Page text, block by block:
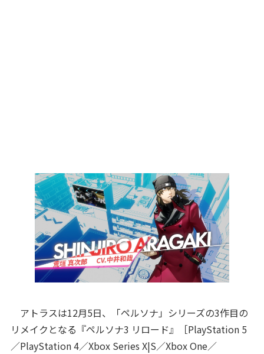
アトラスは12月5日、「ペルソナ」シリーズの3作目の
リメイクとなる『ペルソナ3 リロード』［PlayStation 5
／PlayStation 4／Xbox Series X|S／Xbox One／